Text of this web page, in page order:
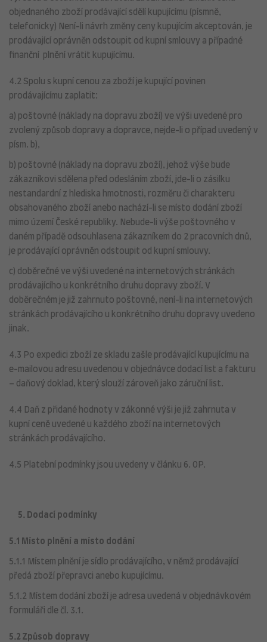
objednaného zboží prodávající sdělí kupujícímu (písmně,
telefonicky) Není-li návrh změny ceny kupujícím akceptován, je
prodávající oprávněn odstoupit od kupní smlouvy a případné
finanční plnění vrátit kupujícímu.
4.2 Spolu s kupní cenou za zboží je kupující povinen
prodávajícímu zaplatit:
a) poštovné (náklady na dopravu zboží) ve výši uvedené pro
zvolený způsob dopravy a dopravce, nejde-li o případ uvedený v
písm. b),
b) poštovné (náklady na dopravu zboží), jehož výše bude
zákazníkovi sdělena před odesláním zboží, jde-li o zásilku
nestandardní z hlediska hmotnosti, rozměru či charakteru
obsahovaného zboží anebo nachází-li se místo dodání zboží
mimo území České republiky. Nebude-li výše poštovného v
daném případě odsouhlasena zákazníkem do 2 pracovních dnů,
je prodávající oprávněn odstoupit od kupní smlouvy.
c) doběrečné ve výši uvedené na internetových stránkách
prodávajícího u konkrétního druhu dopravy zboží. V
doběrečném je již zahrnuto poštovné, není-li na internetových
stránkách prodávajícího u konkrétního druhu dopravy uvedeno
jinak.
4.3 Po expedici zboží ze skladu zašle prodávající kupujícímu na
e-mailovou adresu uvedenou v objednávce dodací list a fakturu
– daňový doklad, který slouží zároveň jako záruční list.
4.4 Daň z přidané hodnoty v zákonné výši je již zahrnuta v
kupní ceně uvedené u každého zboží na internetových
stránkách prodávajícího.
4.5 Platební podmínky jsou uvedeny v článku 6. OP.
5. Dodací podmínky
5.1 Místo plnění a místo dodání
5.1.1 Místem plnění je sídlo prodávajícího, v němž prodávající
předá zboží přepravci anebo kupujícímu.
5.1.2 Místem dodání zboží je adresa uvedená v objednávkovém
formuláři dle čl. 3.1.
5.2 Způsob dopravy